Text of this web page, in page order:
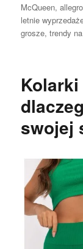
McQueen,
letnie
grosze,trendy
swojej